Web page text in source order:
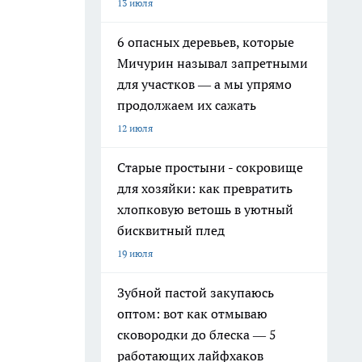
13 июля
6 опасных деревьев, которые
Мичурин называл запретными
для участков — а мы упрямо
продолжаем их сажать
12 июля
Старые простыни - сокровище
для хозяйки: как превратить
хлопковую ветошь в уютный
бисквитный плед
19 июля
Зубной пастой закупаюсь
оптом: вот как отмываю
сковородки до блеска — 5
работающих лайфхаков